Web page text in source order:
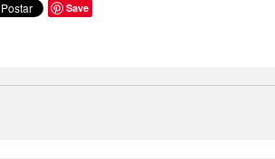
Save